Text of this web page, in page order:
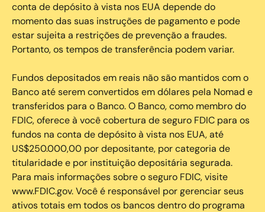
conta de depósito à vista nos EUA depende do
momento das suas instruções de pagamento e pode
estar sujeita a restrições de prevenção a fraudes.
Portanto, os tempos de transferência podem variar.
Fundos depositados em reais não são mantidos com o
Banco até serem convertidos em dólares pela Nomad e
transferidos para o Banco. O Banco, como membro do
FDIC, oferece à você cobertura de seguro FDIC para os
fundos na conta de depósito à vista nos EUA, até
US$250.000,00 por depositante, por categoria de
titularidade e por instituição depositária segurada.
Para mais informações sobre o seguro FDIC, visite
www.FDIC.gov. Você é responsável por gerenciar seus
ativos totais em todos os bancos dentro do programa